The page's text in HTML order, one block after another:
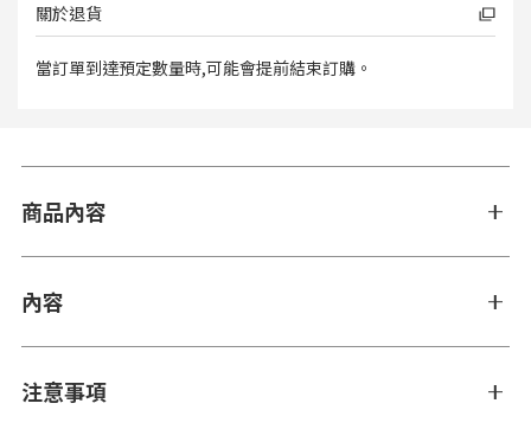
關於退貨
當訂單到達預定數量時,可能會提前結束訂購。
商品內容
內容
注意事項